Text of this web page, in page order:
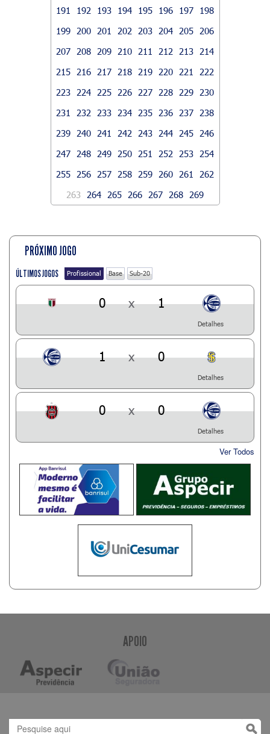
191
192 193 194 195 196 197
198
199
200 201 202 203 204 205
206
207
208 209 210 211 212 213
214
215
216 217 218 219 220 221
222
223
224 225 226 227 228 229
230
231
232 233 234 235 236 237
238
239
240 241 242 243 244 245
246
247
248 249 250 251 252 253
254
255
256 257 258 259 260 261
262
263
264 265 266 267 268 269
PRÓXIMO JOGO
ÚLTIMOS JOGOS Profissional Base Sub-20
0 x 1
Detalhes
1 x 0
Detalhes
0 x 0
Detalhes
Ver Todos
APOIO